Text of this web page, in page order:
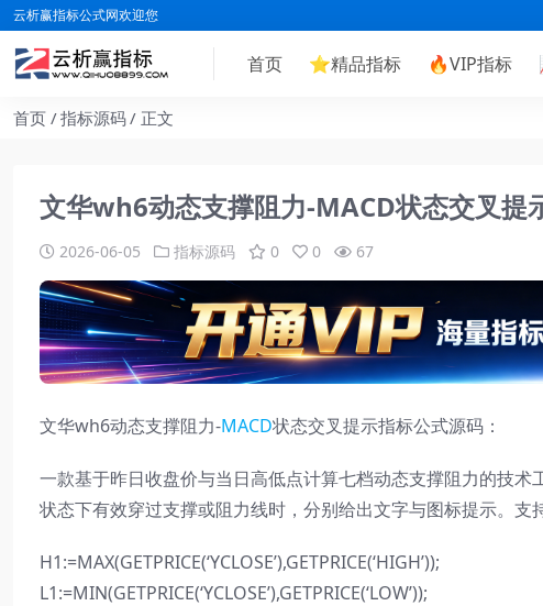
云析赢指标公式网欢迎您
首页 ⭐精品指标 🔥VIP指标
首页 指标源码 正文
文华wh6动态支撑阻力-MACD状态交叉提
2026-06-05 指标源码 0 0 67
文华wh6动态支撑阻力-MACD状态交叉提示指标公式源码：
一款基于昨日收盘价与当日高低点计算七档动态支撑阻力的技
状态下有效穿过支撑或阻力线时，分别给出文字与图标提示。支
H1:=MAX(GETPRICE(‘YCLOSE’),GETPRICE(‘HIGH’));
L1:=MIN(GETPRICE(‘YCLOSE’),GETPRICE(‘LOW’));